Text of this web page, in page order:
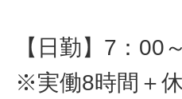
【日勤】7：00
※実働8時間＋